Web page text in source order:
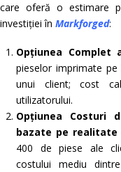
care oferă o estimare
investiției în Markforged:
Opțiunea Complet
pieselor imprimate
unui client; cost
utilizatorului.
Opțiunea Costuri
bazate pe realitate
400 de piese ale
costului mediu